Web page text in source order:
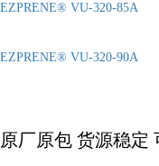
EZPRENE® VU-320-85A
EZPRENE® VU-320-90A
原厂原包 货源稳定